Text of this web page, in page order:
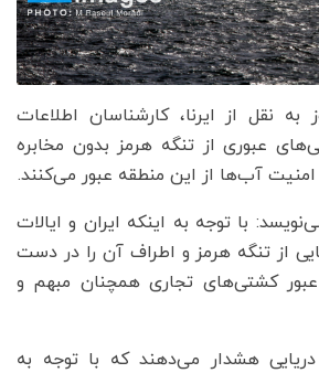
به نقل از ایرنا، کارشناسان اطلاعات
عبوری از تنگه هرمز بدون مخابره
آب‌ها از این منطقه عبور می‌کنند.
با توجه به اینکه ایران و ایالات
از تنگه هرمز و اطراف آن را در دست
عبور کشتی‌های تجاری همچنان مبهم و
هشدار می‌دهند که با توجه به